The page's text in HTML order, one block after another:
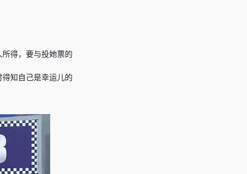
得，要与投她票的
知自己是幸运儿的